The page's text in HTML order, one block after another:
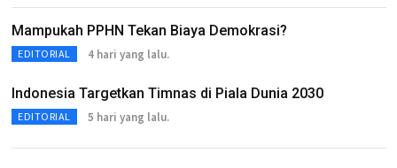
Mampukah PPHN Tekan Biaya Demokrasi?
EDITORIAL 4 hari yang lalu.
Indonesia Targetkan Timnas di Piala Dunia 2030
EDITORIAL 5 hari yang lalu.